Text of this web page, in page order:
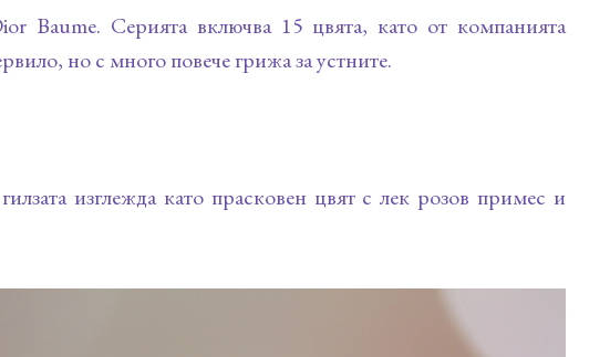
Baume. Серията включва 15 цвята, като от компанията
но с много повече грижа за устните.
изглежда като прасковен цвят с лек розов примес и